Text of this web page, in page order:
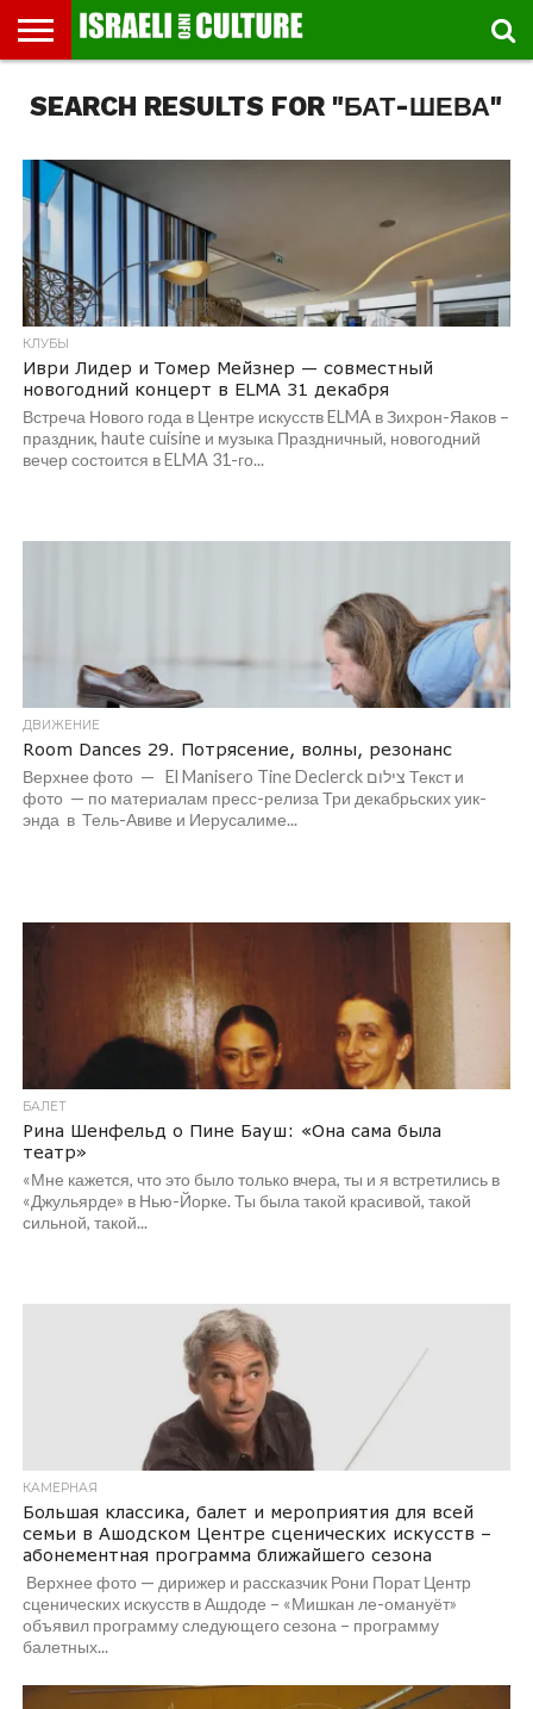
МУЗЕИ
СТРАНА
ФЕСТИВАЛЕЙ
ТЕАТР
КНИГИ.
ТЕКСТЫ
МУЗЫКА
РЕЛИГИЯ/
ИСТОРИЯ
ДВИЖЕНИЕ
ДЕТИ
ВЫХОДНОГО
МАРШРУТЫ
ПРОГУЛЬЩИКА
ВИДЕО-
РЕЧИ
ВПЕЧАТЛЕНИЯ
ВСТРЕЧИ
И
ИНТЕРВЬЮ
КИНО
TEL
AVIV
SEARCH RESULTS FOR "БАТ-ШЕВА"
КЛУБЫ
Иври Лидер и Томер Мейзнер — совместный
новогодний концерт в ELMA 31 декабря
Встреча Нового года в Центре искусств ELMA в Зихрон-Яаков –
праздник, haute cuisine и музыка Праздничный, новогодний
вечер состоится в ELMA 31-го...
ДВИЖЕНИЕ
Room Dances 29. Потрясение, волны, резонанс
Верхнее фото — El Manisero Tine Declerck צילום Текст и
фото — по материалам пресс-релиза Три декабрьских уик-
энда в Тель-Авиве и Иерусалиме...
БАЛЕТ
Рина Шенфельд о Пине Бауш: «Она сама была
театр»
«Мне кажется, что это было только вчера, ты и я встретились в
«Джульярде» в Нью-Йорке. Ты была такой красивой, такой
сильной, такой...
КАМЕРНАЯ
Большая классика, балет и мероприятия для всей
семьи в Ашодском Центре сценических искусств –
абонементная программа ближайшего сезона
Верхнее фото — дирижер и рассказчик Рони Порат Центр
сценических искусств в Ашдоде – «Мишкан ле-омануёт»
объявил программу следующего сезона – программу
балетных...